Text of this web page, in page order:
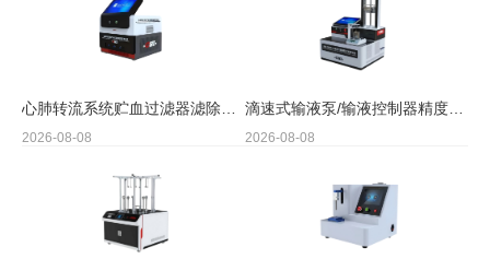
2026-08-08 2026-08-08